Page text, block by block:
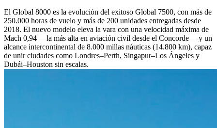
El Global 8000 es la evolución del exitoso Global 7500, con más de
250.000 horas de vuelo y más de 200 unidades entregadas desde
2018. El nuevo modelo eleva la vara con una velocidad máxima de
Mach 0,94 —la más alta en aviación civil desde el Concorde— y un
alcance intercontinental de 8.000 millas náuticas (14.800 km), capaz
de unir ciudades como Londres–Perth, Singapur–Los Ángeles y
Dubái–Houston sin escalas.